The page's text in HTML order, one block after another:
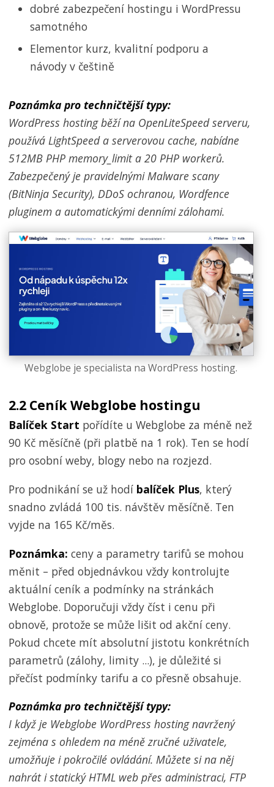
dobré zabezpečení hostingu i WordPressu
samotného
Elementor kurz, kvalitní podporu a
návody v češtině
Poznámka pro techničtější typy:
WordPress hosting běží na OpenLiteSpeed serveru,
používá LightSpeed a serverovou cache, nabídne
512MB PHP memory_limit a 20 PHP workerů.
Zabezpečený je pravidelnými Malware scany
(BitNinja Security), DDoS ochranou, Wordfence
pluginem a automatickými denními zálohami.
Webglobe je specialista na WordPress hosting.
2.2 Ceník Webglobe hostingu
Balíček Start pořídíte u Webglobe za méně než
90 Kč měsíčně (při platbě na 1 rok). Ten se hodí
pro osobní weby, blogy nebo na rozjezd.
Pro podnikání se už hodí balíček Plus, který
snadno zvládá 100 tis. návštěv měsíčně. Ten
vyjde na 165 Kč/měs.
Poznámka: ceny a parametry tarifů se mohou
měnit – před objednávkou vždy kontrolujte
aktuální ceník a podmínky na stránkách
Webglobe. Doporučuji vždy číst i cenu při
obnově, protože se může lišit od akční ceny.
Pokud chcete mít absolutní jistotu konkrétních
parametrů (zálohy, limity ...), je důležité si
přečíst podmínky tarifu a co přesně obsahuje.
Poznámka pro techničtější typy:
I když je Webglobe WordPress hosting navržený
zejména s ohledem na méně zručné uživatele,
umožňuje i pokročilé ovládání. Můžete si na něj
nahrát i statický HTML web přes administraci, FTP